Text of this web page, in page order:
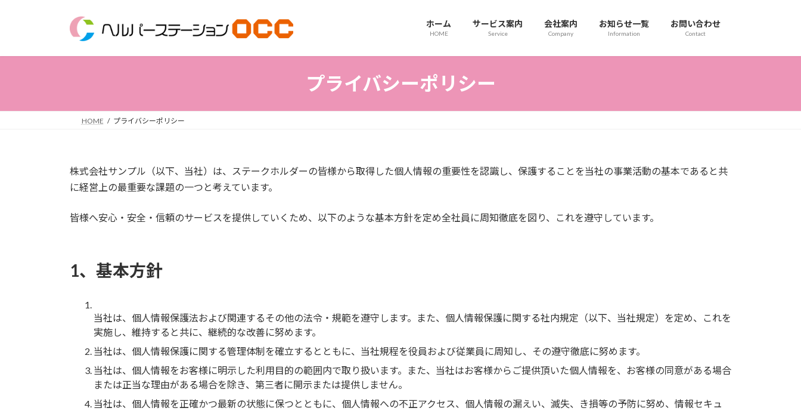
ホーム
HOME
サービス案内
Service
会社案内
Company
お知らせ一覧
Information
お問い合わせ
Contact
プライバシーポリシー
HOME プライバシーポリシー
株式会社サンプル（以下、当社）は、ステークホルダーの皆様から取得した個人情報の重要性を認識し、保護することを当社の事業活動の基本であると共
に経営上の最重要な課題の一つと考えています。
皆様へ安心・安全・信頼のサービスを提供していくため、以下のような基本方針を定め全社員に周知徹底を図り、これを遵守しています。
1、基本方針
当社は、個人情報保護法および関連するその他の法令・規範を遵守します。また、個人情報保護に関する社内規定（以下、当社規定）を定め、これを
実施し、維持すると共に、継続的な改善に努めます。
当社は、個人情報保護に関する管理体制を確立するとともに、当社規程を役員および従業員に周知し、その遵守徹底に努めます。
当社は、個人情報をお客様に明示した利用目的の範囲内で取り扱います。また、当社はお客様からご提供頂いた個人情報を、お客様の同意がある場合
または正当な理由がある場合を除き、第三者に開示または提供しません。
当社は、個人情報を正確かつ最新の状態に保つとともに、個人情報への不正アクセス、個人情報の漏えい、滅失、き損等の予防に努め、情報セキュ